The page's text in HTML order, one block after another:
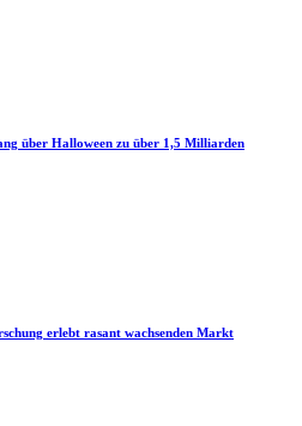
über Halloween zu über 1,5 Milliarden
erlebt rasant wachsenden Markt